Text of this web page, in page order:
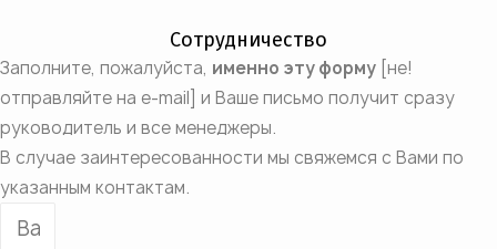
Сотрудничество
Заполните, пожалуйста, именно эту форму [не!
отправляйте на e-mail] и Ваше письмо получит сразу
руководитель и все менеджеры.
В случае заинтересованности мы свяжемся с Вами по
указанным контактам.